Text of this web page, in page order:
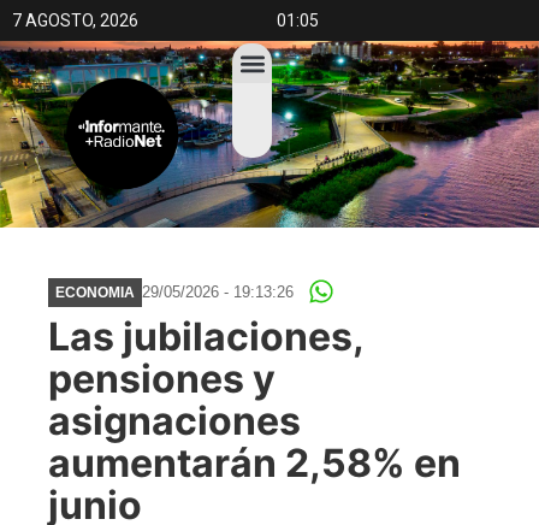
7 AGOSTO, 2026 01:05
ECONOMIA 29/05/2026 - 19:13:26
Las jubilaciones,
pensiones y
asignaciones
aumentarán 2,58% en
junio